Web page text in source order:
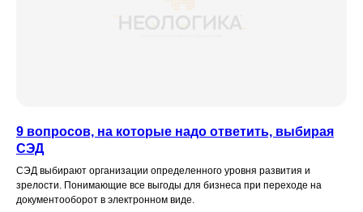
9 вопросов, на которые надо ответить, выбирая
СЭД
СЭД выбирают организации определенного уровня развития и
зрелости. Понимающие все выгоды для бизнеса при переходе на
документооборот в электронном виде.